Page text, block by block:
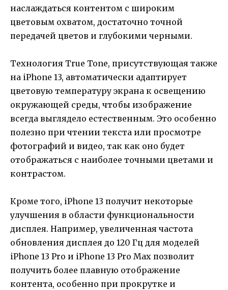
наслаждаться контентом с широким
цветовым охватом, достаточно точной
передачей цветов и глубокими черными.
Технология True Tone, присутствующая также
на iPhone 13, автоматически адаптирует
цветовую температуру экрана к освещению
окружающей среды, чтобы изображение
всегда выглядело естественным. Это особенно
полезно при чтении текста или просмотре
фотографий и видео, так как оно будет
отображаться с наиболее точными цветами и
контрастом.
Кроме того, iPhone 13 получит некоторые
улучшения в области функциональности
дисплея. Например, увеличенная частота
обновления дисплея до 120 Гц для моделей
iPhone 13 Pro и iPhone 13 Pro Max позволит
получить более плавную отображение
контента, особенно при прокрутке и